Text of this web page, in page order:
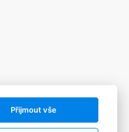
Přijmout vše